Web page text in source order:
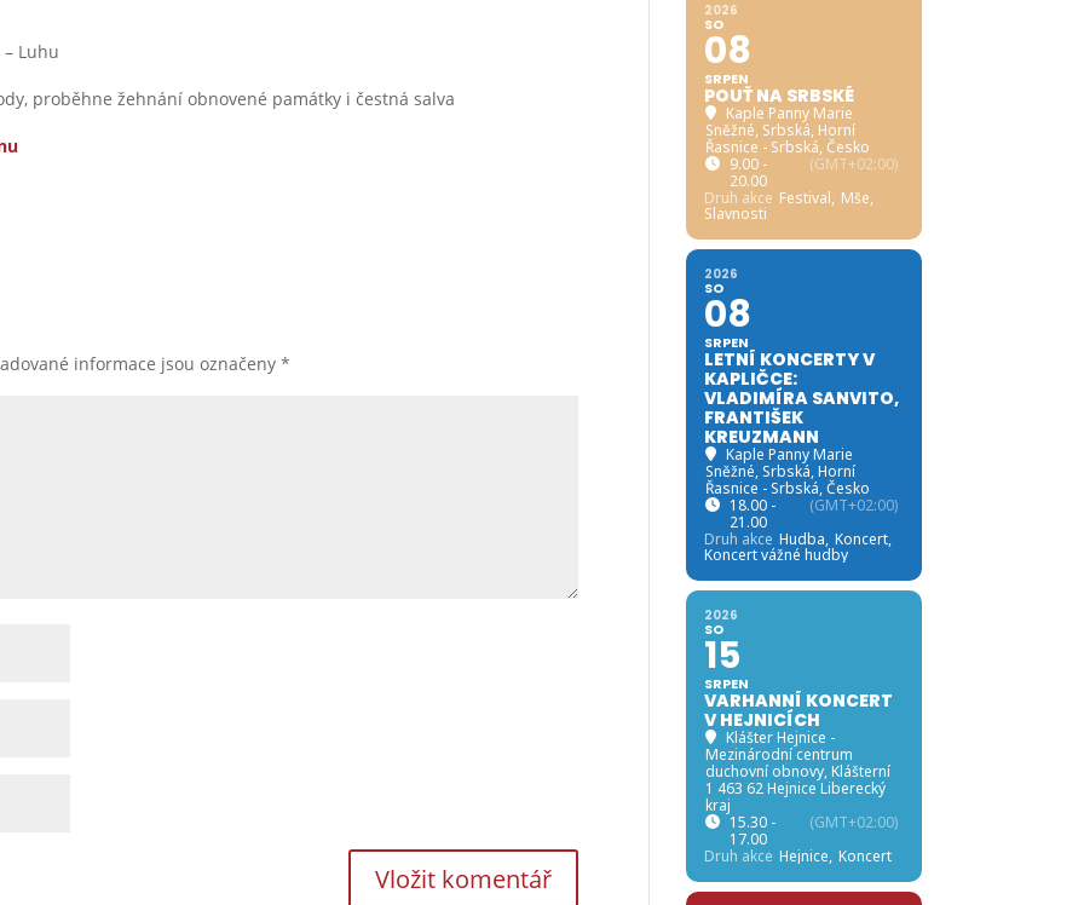
Luhu
proběhne žehnání obnovené památky i čestná salva
informace jsou označeny*
2026
SO
08
SRPEN
POUŤ NA SRBSKÉ
Kaple Panny Marie
Sněžné, Srbská, Horní
Řasnice - Srbská, Česko
9.00 -
20.00
(GMT+02:00)
Druh akce Festival, Mše,
Slavnosti
2026
SO
08
SRPEN
LETNÍ KONCERTY V
KAPLIČCE:
VLADIMÍRA SANVITO,
FRANTIŠEK
KREUZMANN
Kaple Panny Marie
Sněžné, Srbská, Horní
Řasnice - Srbská, Česko
18.00 -
21.00
(GMT+02:00)
Druh akce Hudba, Koncert,
Koncert vážné hudby
2026
SO
15
SRPEN
VARHANNÍ KONCERT
V HEJNICÍCH
Klášter Hejnice -
Mezinárodní centrum
duchovní obnovy, Klášterní
1 463 62 Hejnice Liberecký
kraj
15.30 -
17.00
(GMT+02:00)
Druh akce Hejnice, Koncert